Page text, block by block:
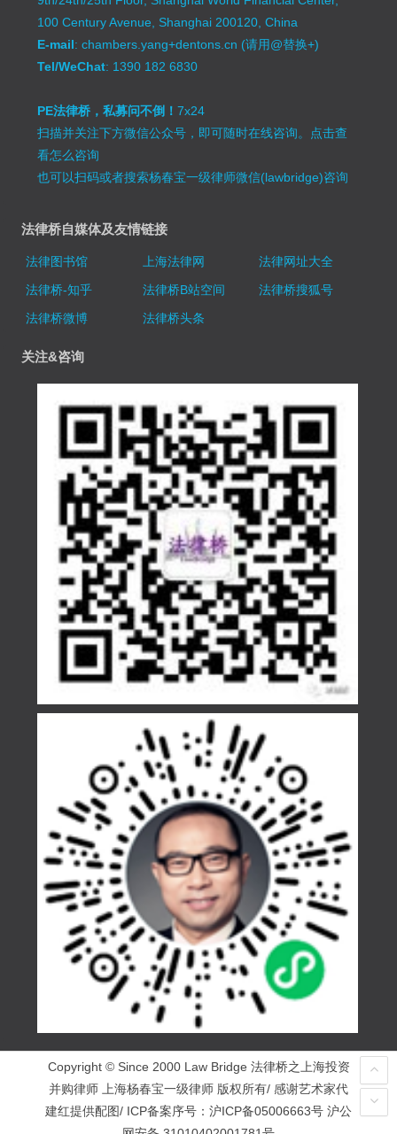
100 Century Avenue, Shanghai 200120, China
E-mail: chambers.yang+dentons.cn (请用@替换+)
Tel/WeChat: 1390 182 6830
PE法律桥，私募问不倒！7x24
扫描并关注下方微信公众号，即可随时在线咨询。 点击查
看怎么咨询
也可以扫码或者搜索杨春宝一级律师微信(lawbridge)咨询
法律桥自媒体及友情链接
法律图书馆 上海法律网
法律网址大全
法律桥-知乎
法律桥B站空间
法律桥搜狐号
法律桥微博
法律桥头条
关注&咨询
Copyright © Since 2000 Law Bridge 法律桥之上海投资
并购律师 上海杨春宝一级律师 版权所有/ 感谢艺术家代
建红提供配图/ ICP备案序号： 沪ICP备05006663号 沪公